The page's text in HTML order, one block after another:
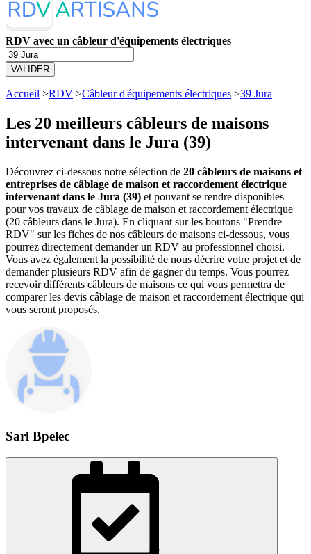
RDV avec un câbleur d'équipements électriques
VALIDER
Accueil >RDV >Câbleur d'équipements électriques >39 Jura
Les 20 meilleurs câbleurs de maisons
intervenant dans le Jura (39)
Découvrez ci-dessous notre sélection de 20 câbleurs de maisons et
entreprises de câblage de maison et raccordement électrique
intervenant dans le Jura (39) et pouvant se rendre disponibles
pour vos travaux de câblage de maison et raccordement électrique
(20 câbleurs dans le Jura). En cliquant sur les boutons "Prendre
RDV" sur les fiches de nos câbleurs de maisons ci-dessous, vous
pourrez directement demander un RDV au professionnel choisi.
Vous avez également la possibilité de nous décrire votre projet et de
demander plusieurs RDV afin de gagner du temps. Vous pourrez
recevoir différents câbleurs de maisons ce qui vous permettra de
comparer les devis câblage de maison et raccordement électrique qui
vous seront proposés.
Sarl Bpelec